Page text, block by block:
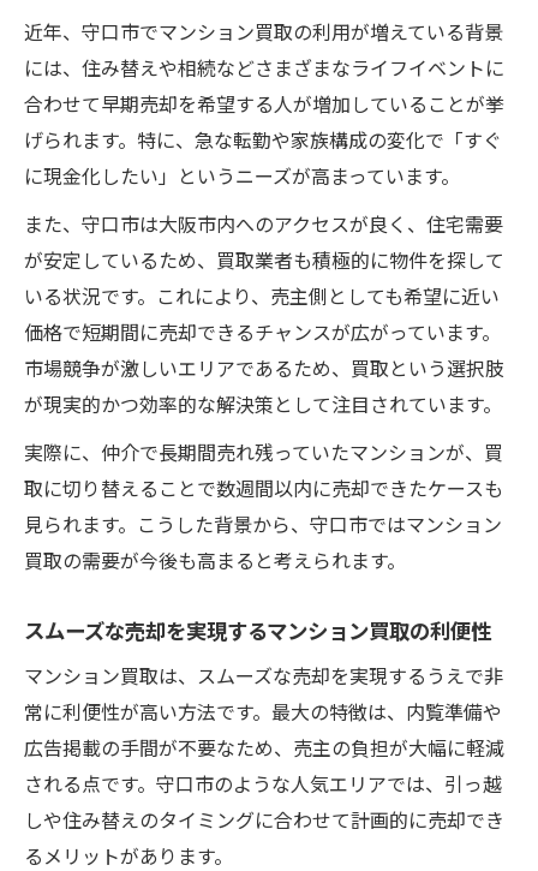
近年、守口市でマンション買取の利用が増えている背景
には、住み替えや相続などさまざまなライフイベントに
合わせて早期売却を希望する人が増加していることが挙
げられます。特に、急な転勤や家族構成の変化で「すぐ
に現金化したい」というニーズが高まっています。
また、守口市は大阪市内へのアクセスが良く、住宅需要
が安定しているため、買取業者も積極的に物件を探して
いる状況です。これにより、売主側としても希望に近い
価格で短期間に売却できるチャンスが広がっています。
市場競争が激しいエリアであるため、買取という選択肢
が現実的かつ効率的な解決策として注目されています。
実際に、仲介で長期間売れ残っていたマンションが、買
取に切り替えることで数週間以内に売却できたケースも
見られます。こうした背景から、守口市ではマンション
買取の需要が今後も高まると考えられます。
スムーズな売却を実現するマンション買取の利便性
マンション買取は、スムーズな売却を実現するうえで非
常に利便性が高い方法です。最大の特徴は、内覧準備や
広告掲載の手間が不要なため、売主の負担が大幅に軽減
される点です。守口市のような人気エリアでは、引っ越
しや住み替えのタイミングに合わせて計画的に売却でき
るメリットがあります。